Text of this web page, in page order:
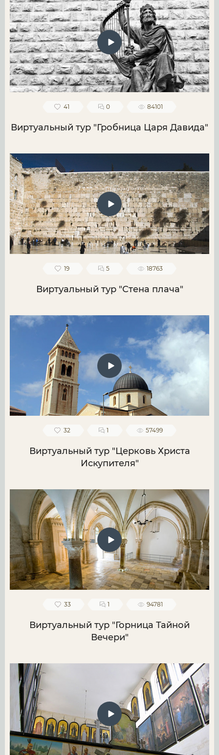
41 0 84101
Виртуальный тур "Гробница Царя Давида"
19 5 18763
Виртуальный тур "Стена плача"
32 1 57499
Виртуальный тур "Церковь Христа
Искупителя"
33 1 94781
Виртуальный тур "Горница Тайной
Вечери"